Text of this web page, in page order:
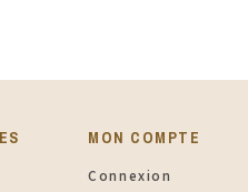
MON COMPTE
Connexion